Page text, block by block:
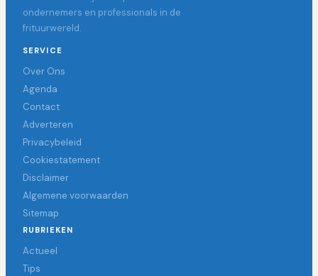
ondernemers en professionals in de
frituurwereld.
SERVICE
Over Ons
Agenda
Contact
Adverteren
Privacybeleid
Cookiestatement
Disclaimer
Algemene voorwaarden
Sitemap
RUBRIEKEN
Actueel
Tips